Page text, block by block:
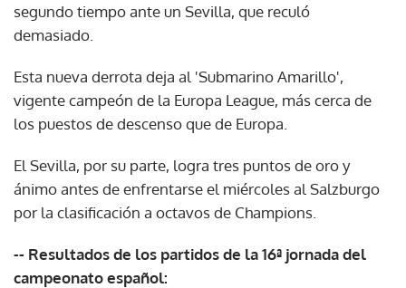
segundo tiempo ante un Sevilla, que reculó
demasiado.
Esta nueva derrota deja al 'Submarino Amarillo',
vigente campeón de la Europa League, más cerca de
los puestos de descenso que de Europa.
El Sevilla, por su parte, logra tres puntos de oro y
ánimo antes de enfrentarse el miércoles al Salzburgo
por la clasificación a octavos de Champions.
-- Resultados de los partidos de la 16ª jornada del
campeonato español: